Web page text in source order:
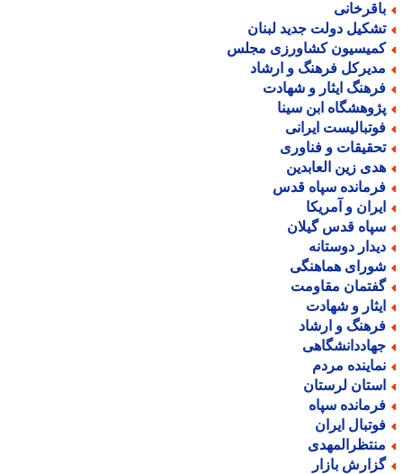
دولت جدید لبنان
کشاورزی مجلس
فرهنگ و ارشاد
ایثار و شهادت
ابن سینا
ایرانی
و فناوری
زین العابدین
سپاه قدس
و آمریکا
قدس گیلان
دوستانه
هماهنگی
مقاومت
و شهادت
و ارشاد
مردم
لرستان
سپاه
ایران
بازار